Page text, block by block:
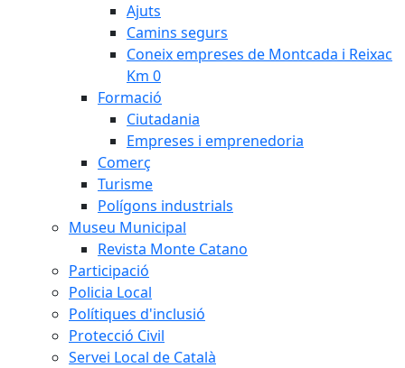
Ajuts
Camins segurs
Coneix empreses de Montcada i Reixac
Km 0
Formació
Ciutadania
Empreses i emprenedoria
Comerç
Turisme
Polígons industrials
Museu Municipal
Revista Monte Catano
Participació
Policia Local
Polítiques d'inclusió
Protecció Civil
Servei Local de Català